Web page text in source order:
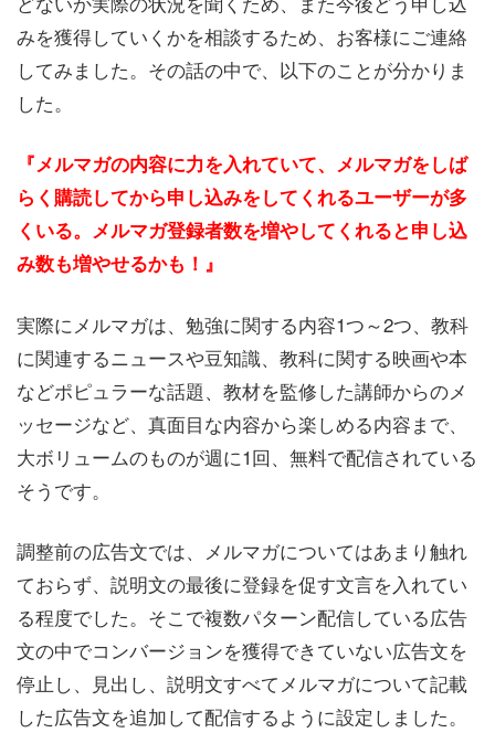
みを獲得していくかを相談するため、お客様にご連絡
してみました。その話の中で、以下のことが分かりま
した。
『メルマガの内容に力を入れていて、メルマガをしば
らく購読してから申し込みをしてくれるユーザーが多
くいる。メルマガ登録者数を増やしてくれると申し込
み数も増やせるかも！』
実際にメルマガは、勉強に関する内容1つ～2つ、教科
に関連するニュースや豆知識、教科に関する映画や本
などポピュラーな話題、教材を監修した講師からのメ
ッセージなど、真面目な内容から楽しめる内容まで、
大ボリュームのものが週に1回、無料で配信されている
そうです。
調整前の広告文では、メルマガについてはあまり触れ
ておらず、説明文の最後に登録を促す文言を入れてい
る程度でした。そこで複数パターン配信している広告
文の中でコンバージョンを獲得できていない広告文を
停止し、見出し、説明文すべてメルマガについて記載
した広告文を追加して配信するように設定しました。